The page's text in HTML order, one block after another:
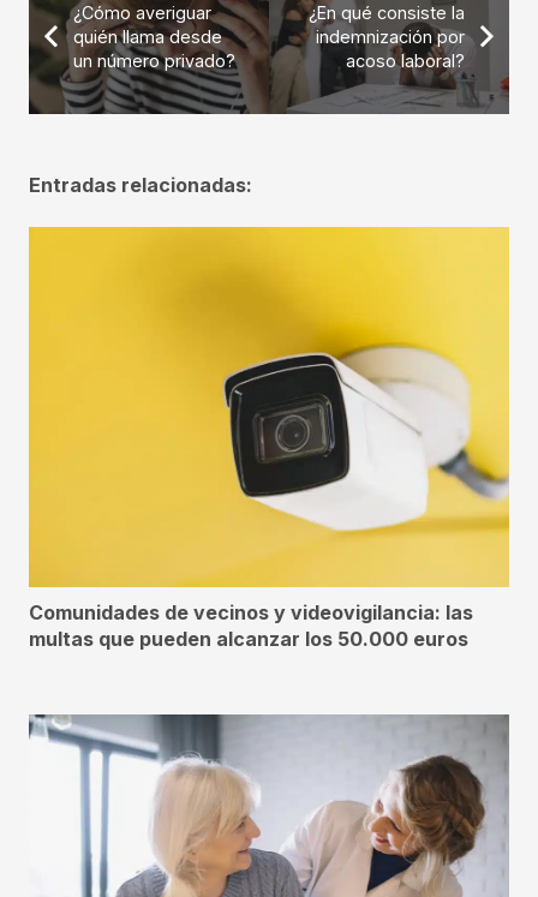
¿Cómo averiguar
quién llama desde
un número privado?
¿En qué consiste la
indemnización por
acoso laboral?
Entradas relacionadas:
Comunidades de vecinos y videovigilancia: las
multas que pueden alcanzar los 50.000 euros